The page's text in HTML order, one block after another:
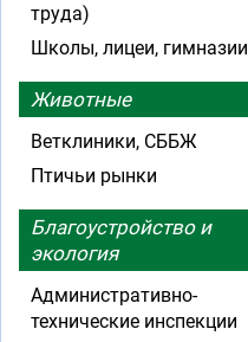
труда)
Школы, лицеи, гимназии
Животные
Ветклиники, СББЖ
Птичьи рынки
Благоустройство и
экология
Административно-
технические инспекции